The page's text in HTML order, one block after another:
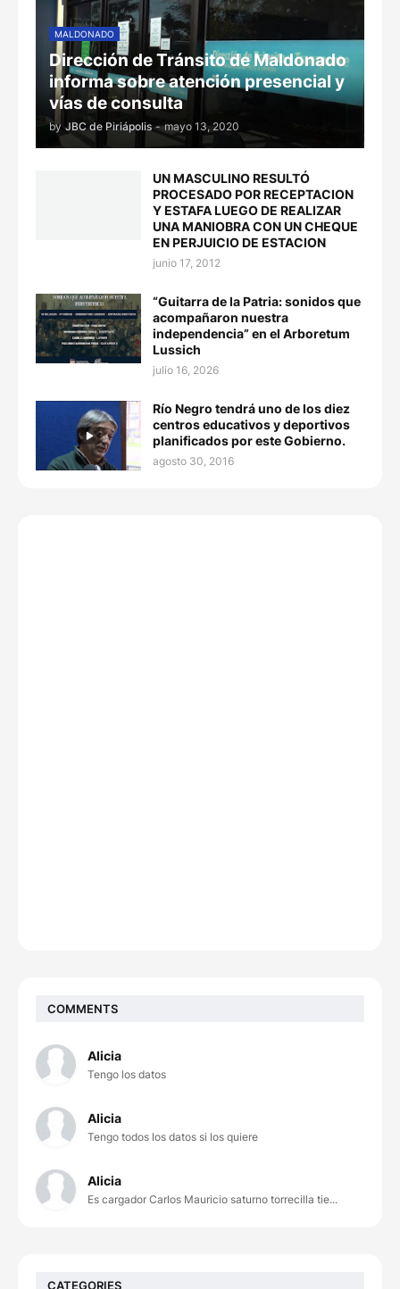
MALDONADO
Dirección de Tránsito de Maldonado
informa sobre atención presencial y
vías de consulta
by JBC de Piriápolis - mayo 13, 2020
UN MASCULINO RESULTÓ
PROCESADO POR RECEPTACION
Y ESTAFA LUEGO DE REALIZAR
UNA MANIOBRA CON UN CHEQUE
EN PERJUICIO DE ESTACION
junio 17, 2012
“Guitarra de la Patria: sonidos que
acompañaron nuestra
independencia” en el Arboretum
Lussich
julio 16, 2026
Río Negro tendrá uno de los diez
centros educativos y deportivos
planificados por este Gobierno.
agosto 30, 2016
COMMENTS
Alicia
Tengo los datos
Alicia
Tengo todos los datos si los quiere
Alicia
Es cargador Carlos Mauricio saturno torrecilla tie...
CATEGORIES